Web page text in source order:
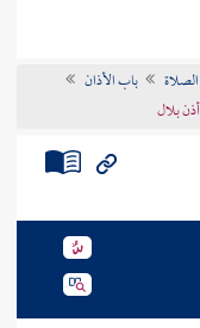
باب الأذان
بلال